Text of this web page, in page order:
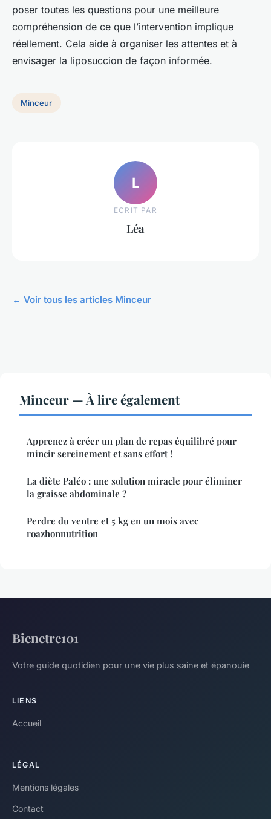
poser toutes les questions pour une meilleure
compréhension de ce que l’intervention implique
réellement. Cela aide à organiser les attentes et à
envisager la liposuccion de façon informée.
Minceur
L
ECRIT PAR
Léa
← Voir tous les articles Minceur
Minceur — À lire également
Apprenez à créer un plan de repas équilibré pour
mincir sereinement et sans effort !
La diète Paléo : une solution miracle pour éliminer
la graisse abdominale ?
Perdre du ventre et 5 kg en un mois avec
roazhonnutrition
Bienetre101
Votre guide quotidien pour une vie plus saine et épanouie
LIENS
Accueil
LÉGAL
Mentions légales
Contact